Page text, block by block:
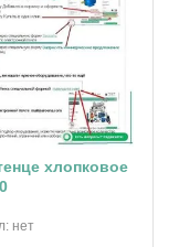
хлопковое
нет